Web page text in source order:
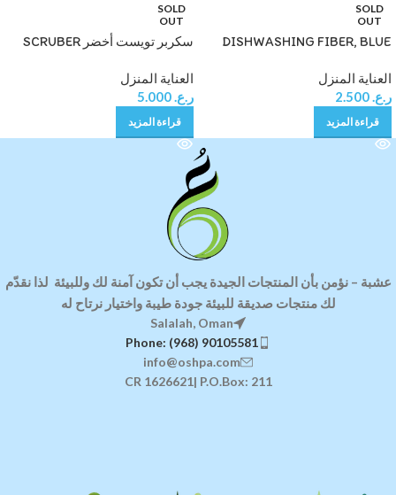
SOLD
OUT
DISHWASHING FIBER, BLUE
العناية المنزل
ر.ع.
قراءة المزيد
SOLD
OUT
سكربر تويست أخضر SCRUBER
العناية المنزل
ر.ع.
قراءة المزيد
عشبة –نؤمن بأن المنتجات الجيدة يجب أن تكون آمنة لك وللبيئة لذا نقدّم
لك منتجات صديقة للبيئةجودة طيبة واختيار نرتاح له
Salalah, Oman
Phone: (968) 90105581
info@oshpa.com
CR 1626621| P.O.Box: 211